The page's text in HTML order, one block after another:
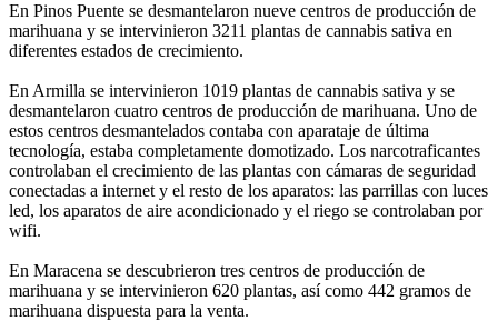
En Pinos Puente se desmantelaron nueve centros de producción de
marihuana y se intervinieron 3211 plantas de cannabis sativa en
diferentes estados de crecimiento.
En Armilla se intervinieron 1019 plantas de cannabis sativa y se
desmantelaron cuatro centros de producción de marihuana. Uno de
estos centros desmantelados contaba con aparataje de última
tecnología, estaba completamente domotizado. Los narcotraficantes
controlaban el crecimiento de las plantas con cámaras de seguridad
conectadas a internet y el resto de los aparatos: las parrillas con luces
led, los aparatos de aire acondicionado y el riego se controlaban por
wifi.
En Maracena se descubrieron tres centros de producción de
marihuana y se intervinieron 620 plantas, así como 442 gramos de
marihuana dispuesta para la venta.